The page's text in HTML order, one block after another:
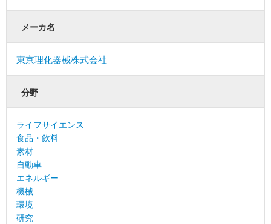
メーカ名
東京理化器械株式会社
分野
ライフサイエンス
食品・飲料
素材
自動車
エネルギー
機械
環境
研究